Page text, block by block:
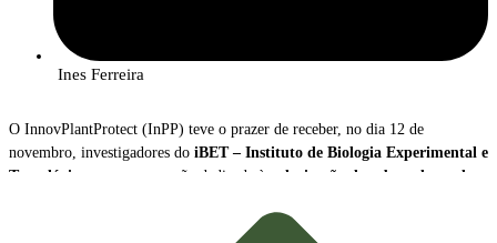
Ines Ferreira
O InnovPlantProtect (InPP) teve o prazer de receber, no dia 12 de
novembro, investigadores do iBET – Instituto de Biologia Experimental e
Tecnológica
, para uma sessão dedicada à
valorização de subprodutos da